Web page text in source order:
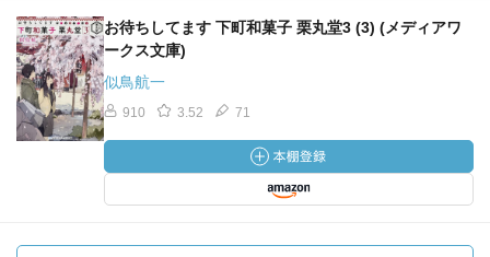
お待ちしてます 下町和菓子 栗丸堂3 (3) (メディアワ
ークス文庫)
似鳥航一
910 3.52 71